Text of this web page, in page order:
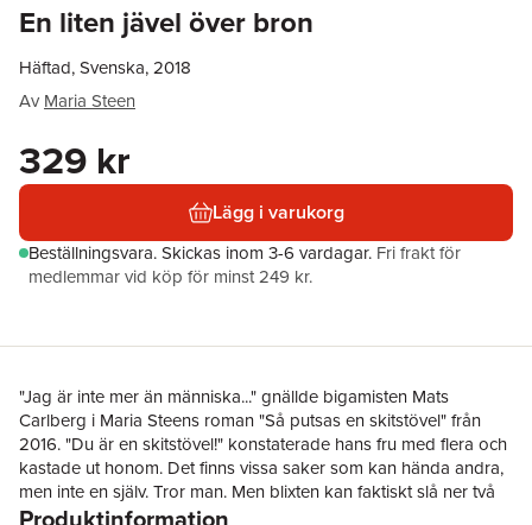
En liten jävel över bron
Häftad, Svenska, 2018
Av Maria Steen
329 kr
Lägg i varukorg
Beställningsvara.Skickas inom 3-6 vardagar. Fri frakt för
medlemmar vid köp för minst 249 kr.
"Jag är inte mer än människa..." gnällde bigamisten Mats
Carlberg i Maria Steens roman "Så putsas en skitstövel" från
2016. "Du är en skitstövel!" konstaterade hans fru med flera och
kastade ut honom. Det finns vissa saker som kan hända andra,
men inte en själv. Tror man. Men blixten kan faktiskt slå ner två
gånger på samma ställe... Här är den underhållande